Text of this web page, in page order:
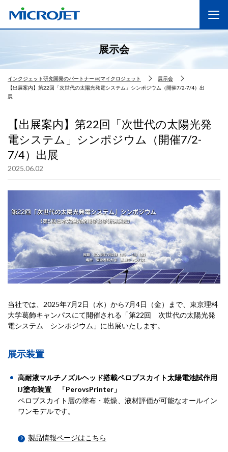
展示会
インクジェット研究開発のパートナー ㈱マイクロジェット
展示会
【出展案内】第22回「次世代の太陽光発電システム」シンポジウム（開催7/2-7/4）出
展
【出展案内】第22回「次世代の太陽光発
電システム」シンポジウム（開催7/2-
7/4）出展
2025.06.02
当社では、2025年7月2日（水）から7月4日（金）まで、東京理科
大学葛飾キャンパスにて開催される「第22回 次世代の太陽光発
電システム シンポジウム」に出展いたします。
展示装置
高耐液マルチノズルヘッド搭載ペロブスカイト太陽電池試作用
IJ塗布装置 「PerovsPrinter」
ペロブスカイト層の塗布・乾燥、液材評価が可能なオールイン
ワンモデルです。
製品情報ページはこちら